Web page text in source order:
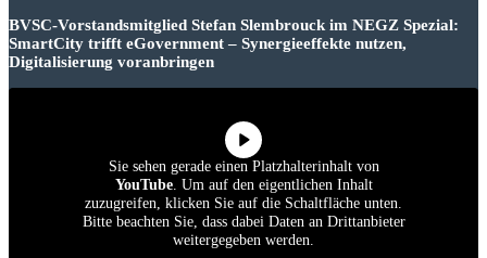
BVSC-Vorstandsmitglied Stefan Slembrouck im NEGZ Spezial:
SmartCity trifft eGovernment – Synergieeffekte nutzen,
Digitalisierung voranbringen
Sie sehen gerade einen Platzhalterinhalt von
YouTube. Um auf den eigentlichen Inhalt
zuzugreifen, klicken Sie auf die Schaltfläche unten.
Bitte beachten Sie, dass dabei Daten an Drittanbieter
weitergegeben werden.